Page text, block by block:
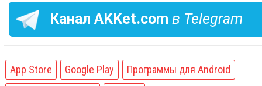
Канал AKKet.com в Telegram
App Store Google Play
Программы для Android